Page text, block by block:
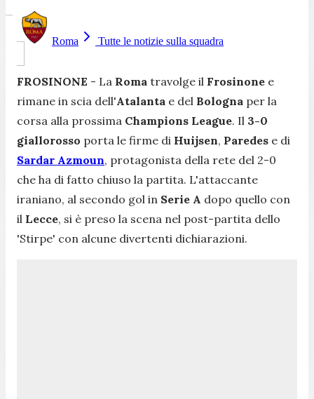
Roma Tutte le notizie sulla squadra
FROSINONE - La Roma travolge il Frosinone e
rimane in scia dell'Atalanta e del Bologna per la
corsa alla prossima Champions League. Il 3-0
giallorosso porta le firme di Huijsen, Paredes e di
Sardar Azmoun, protagonista della rete del 2-0
che ha di fatto chiuso la partita. L'attaccante
iraniano, al secondo gol in Serie A dopo quello con
il Lecce, si è preso la scena nel post-partita dello
'Stirpe' con alcune divertenti dichiarazioni.